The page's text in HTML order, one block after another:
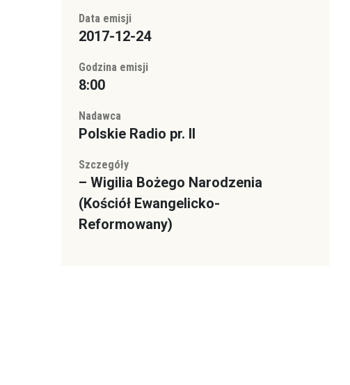
Data emisji
2017-12-24
Godzina emisji
8:00
Nadawca
Polskie Radio pr. II
Szczegóły
– Wigilia Bożego Narodzenia
(Kościół Ewangelicko-
Reformowany)